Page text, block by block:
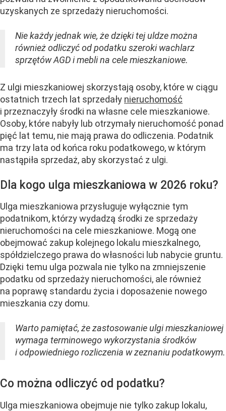
uzyskanych ze sprzedaży nieruchomości.
Nie każdy jednak wie, że dzięki tej uldze można
również odliczyć od podatku szeroki wachlarz
sprzętów AGD i mebli na cele mieszkaniowe.
Z ulgi mieszkaniowej skorzystają osoby, które w ciągu
ostatnich trzech lat sprzedały nieruchomość
i przeznaczyły środki na własne cele mieszkaniowe.
Osoby, które nabyły lub otrzymały nieruchomość ponad
pięć lat temu, nie mają prawa do odliczenia. Podatnik
ma trzy lata od końca roku podatkowego, w którym
nastąpiła sprzedaż, aby skorzystać z ulgi.
Dla kogo ulga mieszkaniowa w 2026 roku?
Ulga mieszkaniowa przysługuje wyłącznie tym
podatnikom, którzy wydadzą środki ze sprzedaży
nieruchomości na cele mieszkaniowe. Mogą one
obejmować zakup kolejnego lokalu mieszkalnego,
spółdzielczego prawa do własności lub nabycie gruntu.
Dzięki temu ulga pozwala nie tylko na zmniejszenie
podatku od sprzedaży nieruchomości, ale również
na poprawę standardu życia i doposażenie nowego
mieszkania czy domu.
Warto pamiętać, że zastosowanie ulgi mieszkaniowej
wymaga terminowego wykorzystania środków
i odpowiedniego rozliczenia w zeznaniu podatkowym.
Co można odliczyć od podatku?
Ulga mieszkaniowa obejmuje nie tylko zakup lokalu,